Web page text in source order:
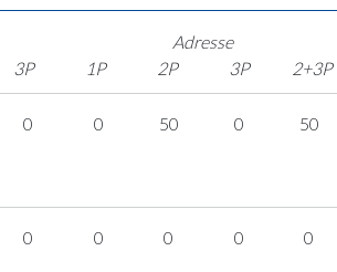
3P
Adresse
1P
2P 3P 2+3P
0 0 50 0 50
0 0 0 0 0